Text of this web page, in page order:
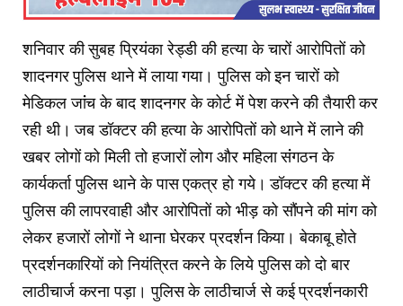
शनिवार की सुबह प्रियंका रेड्डी की हत्या के चारों आरोपितों को
शादनगर पुलिस थाने में लाया गया। पुलिस को इन चारों को
मेडिकल जांंच के बाद शादनगर के कोर्ट में पेश करने की तैयारी कर
रही थी। जब डॉक्टर की हत्या के आरोपितों को थाने में लाने की
खबर लोगों को मिली तो हजारों लोग और महिला संंगठन के
कार्यकर्ता पुलिस थाने के पास एकत्र हो गये। डॉक्टर की हत्या में
पुलिस की लापरवाही और आरोपितों को भीड़ को सौंपने की मांग को
लेकर हजारों लोगों ने थाना घेरकर प्रदर्शन किया। बेकाबू होते
प्रदर्शनकारियों को नियंत्रित करने के लिये पुलिस को दो बार
लाठीचार्ज करना पड़ा। पुलिस के लाठीचार्ज से कई प्रदर्शनकारी